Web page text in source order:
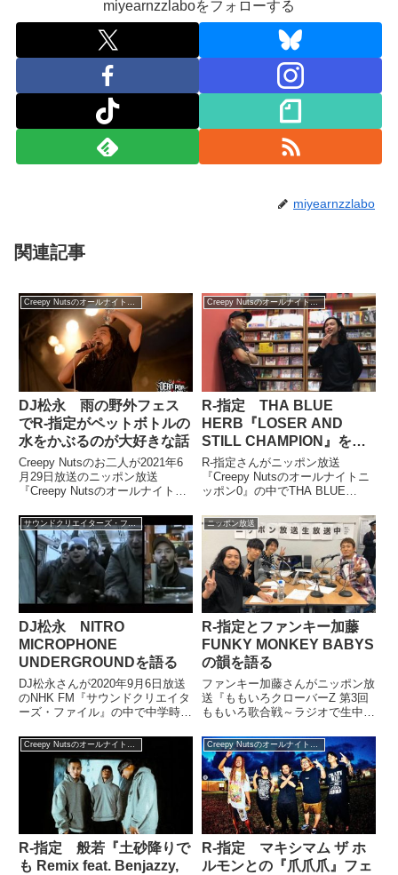
miyearnzzlaboをフォローする
miyearnzzlabo
関連記事
DJ松永 雨の野外フェス
でR-指定がペットボトルの
水をかぶるのが大好きな話
Creepy Nutsのお二人が2021年6
月29日放送のニッポン放送
『Creepy Nutsのオールナイトニ
FESTiVAL 2021』を振り返り。
雨が降る中でのライブでR-指定さ
んが見せたDJ松永さんが大好き
な行動について話していました。
Creepy Nutsのオールナイトニッポン0
R-指定 THA BLUE
HERB『LOSER AND
STILL CHAMPION』を語
る
R-指定さんがニッポン放送
『Creepy Nutsのオールナイトニ
ッポン0』の中でTHA BLUE
BLUE HERB』の中から
『LOSER AND STILL
CHAMPION』を紹介していまし
た。（DJ松...
DJ松永 NITRO
MICROPHONE
UNDERGROUNDを語る
DJ松永さんが2020年9月6日放送
のNHK FM『サウンドクリエイタ
ーズ・ファイル』の中で中学時代
ついてトーク。NITRO
MICROPHONE
UNDERGROUND『NITRO
MICROPHONE UN...
ニッポン放送
R-指定とファンキー加藤
FUNKY MONKEY BABYS
の韻を語る
ファンキー加藤さんがニッポン放
送『ももいろクローバーZ 第3回
ももいろ歌合戦～ラジオで生中
Creepy Nuts、R-指定さんと
FUNKY MONKEY BABYSの韻に
ついて語っていました。（吉田尚
記）先ほど...
R-指定 般若『土砂降りで
も Remix feat. Benjazzy,
R-指定 マキシマム ザ ホ
ルモンとの『爪爪爪』フェ